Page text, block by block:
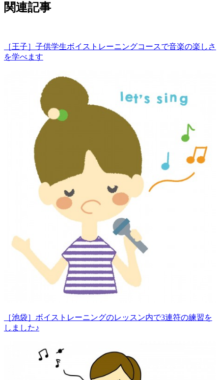
関連記事
［王子］子供学生ボイストレーニングコースで音楽の楽しさ
を学べます
［池袋］ボイストレーニングのレッスン内で3連符の練習を
しました♪